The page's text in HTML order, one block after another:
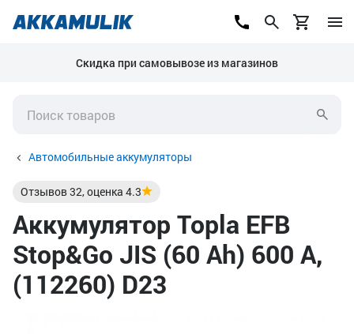
Скидка при самовывозе из магазинов
Автомобильные аккумуляторы
Отзывов32, оценка 4.3
Аккумулятор Topla EFB
Stop&Go JIS (60 Ah) 600 А,
(112260) D23